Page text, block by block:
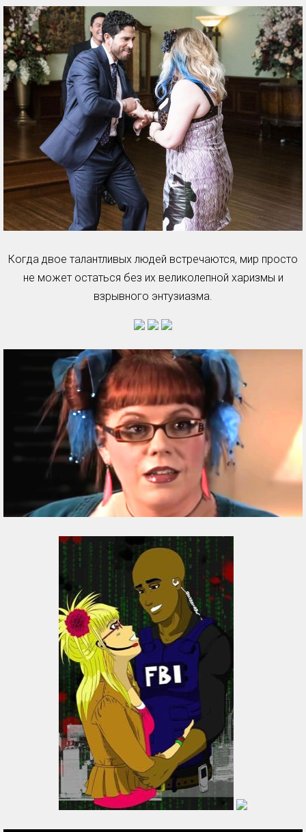
Когда двое талантливых людей встречаются, мир просто
не может остаться без их великолепной харизмы и
взрывного энтузиазма.